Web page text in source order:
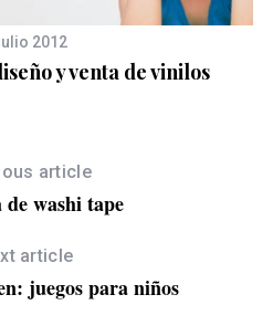
2012
y venta de vinilos
article
de washi tape
article
juegos para niños